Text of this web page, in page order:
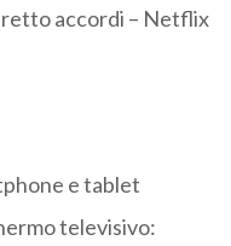
accordi – Netflix
e tablet
televisivo: